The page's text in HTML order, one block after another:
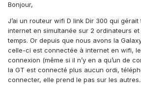
Bonjour,
J’ai un routeur wifi D link Dir 300 qui
internet en simultanée sur 2 ordinateurs et
temps. Or depuis que nous avons la
celle-ci est connectée à internet en wifi,
connexion (même si il n’y en a qu’un de
la GT est connecté plus aucun ordi,
connecter, elle prend le pas sur les